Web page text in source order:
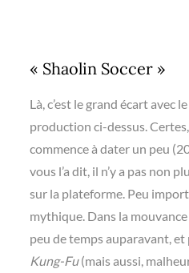
« Shaolin Soccer »
Là, c’est le grand écart avec
production ci-dessus. Certes,
commence à dater un peu
vous l’a dit, il n’y a pas non
sur la plateforme. Peu
mythique. Dans la
peu de temps auparavant,
Kung-Fu(mais aussi,